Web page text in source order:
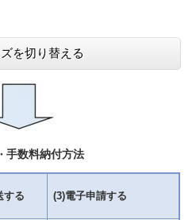
を切り替える
・手数料納付方法
する (3)電子申請する